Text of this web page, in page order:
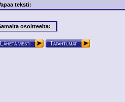
teksti:
osoitteelta:
Lähetä viesti Tapahtumat